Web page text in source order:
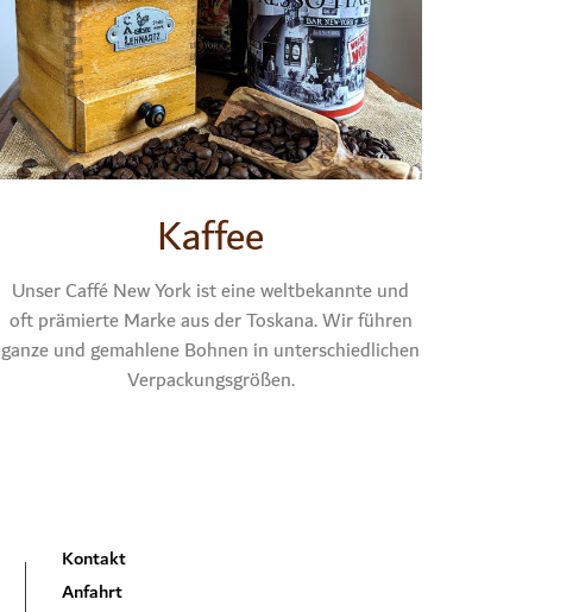
Kaf­fee
Unser Caf­fé New York ist eine welt­be­kann­te und
oft prä­mier­te Mar­ke aus der Tos­ka­na. Wir füh­ren
gan­ze und gemah­le­ne Boh­nen in unter­schied­li­chen
Ver­pa­ckungs­grö­ßen.
Kon­takt
Anfahrt